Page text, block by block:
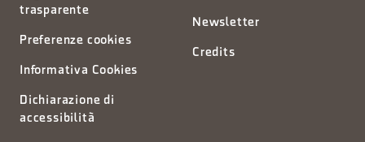
trasparente
Preferenze cookies
Informativa Cookies
Dichiarazione di
accessibilità
Newsletter
Credits